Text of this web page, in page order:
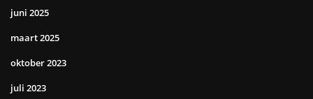
juni 2025
maart 2025
oktober 2023
juli 2023